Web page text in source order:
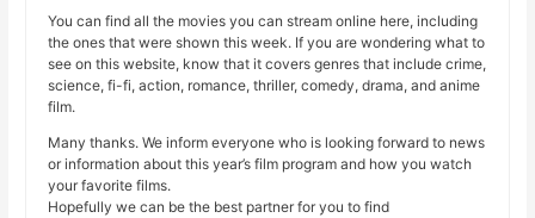
You can find all the movies you can stream online here, including
the ones that were shown this week. If you are wondering what to
see on this website, know that it covers genres that include crime,
science, fi-fi, action, romance, thriller, comedy, drama, and anime
film.
Many thanks. We inform everyone who is looking forward to news
or information about this year’s film program and how you watch
your favorite films.
Hopefully we can be the best partner for you to find